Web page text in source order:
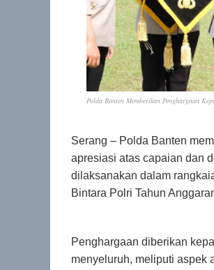
Polda Banten Memberikan Penghargaan
Serang – Polda Banten
apresiasi atas capaian dan
dilaksanakan dalam
Bintara Polri Tahun
Penghargaan diberikan
menyeluruh, meliputi aspek